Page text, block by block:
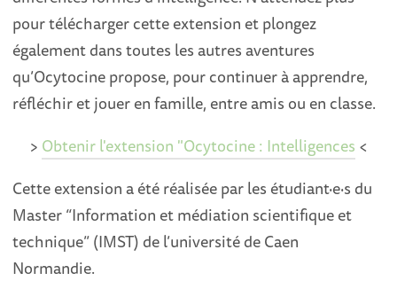
pour télécharger cette extension et plongez
également dans toutes les autres aventures
qu’Ocytocine propose, pour continuer à apprendre,
réfléchir et jouer en famille, entre amis ou en classe.
> Obtenir l'extension "Ocytocine : Intelligences <
Cette extension a été réalisée par les étudiant·e·s du
Master “Information et médiation scientifique et
technique” (IMST) de l’université de Caen
Normandie.